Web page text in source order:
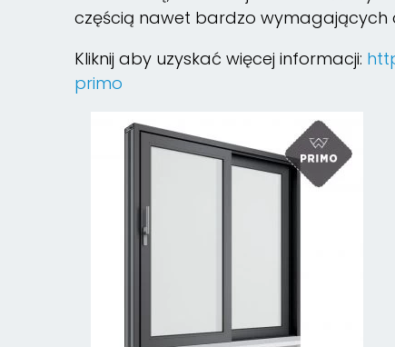
częścią nawet bardzo
Kliknij aby uzyskać więcej informacji:
primo